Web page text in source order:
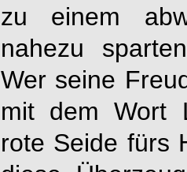
zu einem
nahezu
Wer seine
mit dem Wort
rote Seide fürs